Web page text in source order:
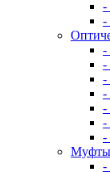
-
-
-
-
-
-
-
-
-
Муфты
-